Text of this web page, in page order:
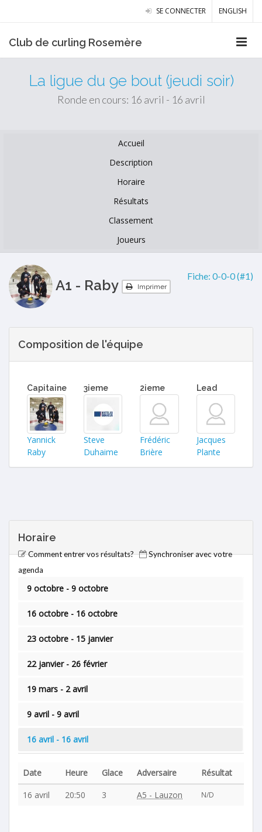
SE CONNECTER ENGLISH
Club de curling Rosemère
La ligue du 9e bout (jeudi soir)
Ronde en cours: 16 avril - 16 avril
Accueil
Description
Horaire
Résultats
Classement
Joueurs
A1 - Raby Imprimer
Fiche: 0-0-0 (#1)
Composition de l'équipe
Capitaine
Yannick
Raby
3ieme
Steve
Duhaime
2ieme
Frédéric
Brière
Lead
Jacques
Plante
Horaire
Comment entrer vos résultats?
Synchroniser avec votre
agenda
9 octobre - 9 octobre
16 octobre - 16 octobre
23 octobre - 15 janvier
22 janvier - 26 février
19 mars - 2 avril
9 avril - 9 avril
16 avril - 16 avril
Date Heure Glace Adversaire
Résultat
16 avril
20:50 3 A5 - Lauzon N/D